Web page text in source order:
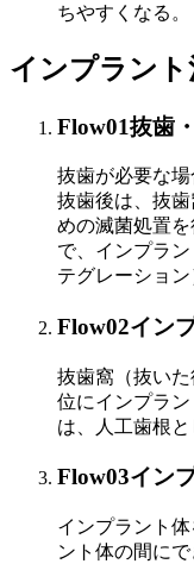
ちやすくなる。
インプラン
Flow01抜歯
抜歯が必要な場
抜歯後は、抜
めの滅菌処置
で、インプラ
テグレーション
Flow02イン
抜歯窩（抜い
位にインプラ
は、人工歯根
Flow03イン
インプラント
ント体の間に